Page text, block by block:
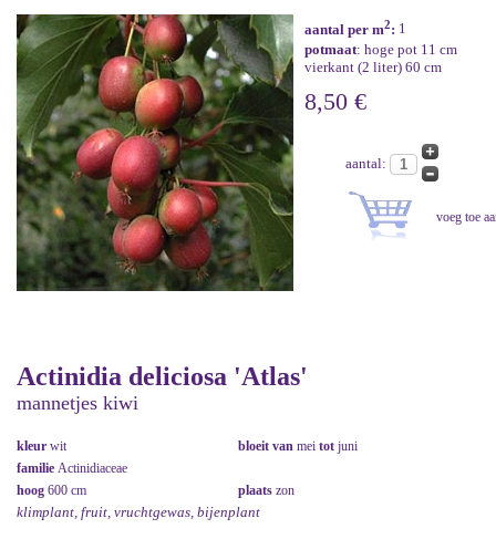
aantal per m2: 1
potmaat: hoge pot 11 cm
vierkant (2 liter) 60 cm
8,50 €
aantal:
Actinidia deliciosa 'Atlas'
mannetjes kiwi
kleur wit bloeit van mei tot juni
familie Actinidiaceae
hoog 600 cm plaats zon
klimplant, fruit, vruchtgewas, bijenplant